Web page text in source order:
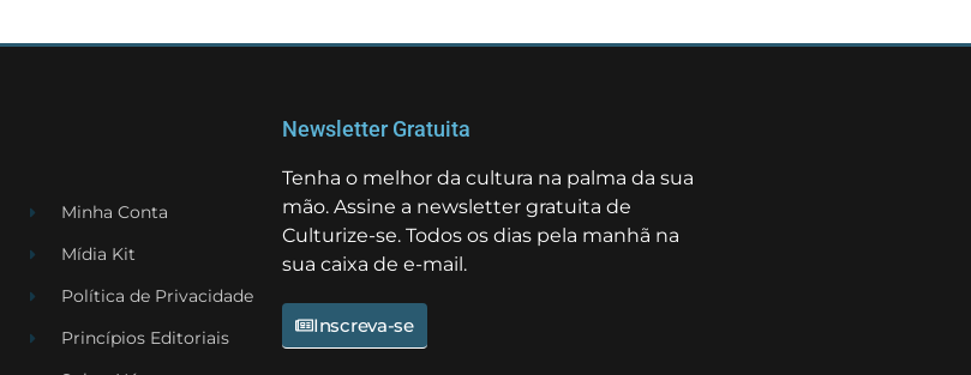
Minha Conta
Mídia Kit
Política de Privacidade
Princípios Editoriais
Newsletter Gratuita
Tenha o melhor da cultura na palma da sua
mão. Assine a newsletter gratuita de
Culturize-se. Todos os dias pela manhã na
sua caixa de e-mail.
Inscreva-se